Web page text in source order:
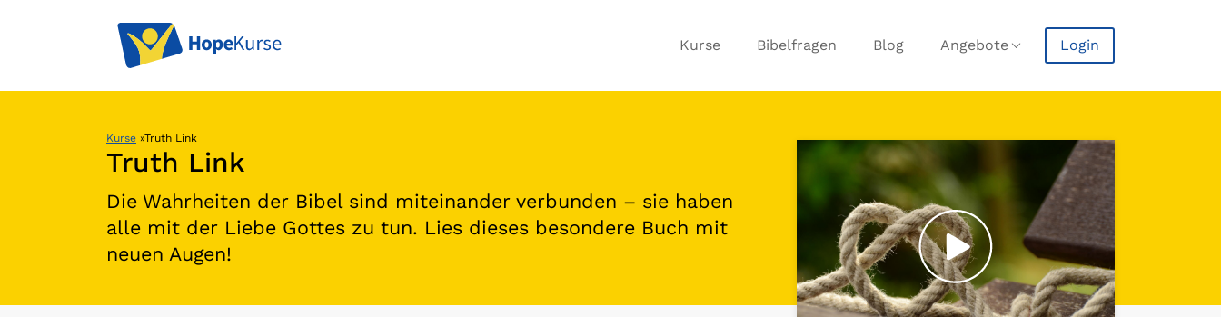
Kurse Bibelfragen Blog Angebote Login
Kurse »Truth Link
Truth Link
Die Wahrheiten der Bibel sind miteinander verbunden – sie haben
alle mit der Liebe Gottes zu tun. Lies dieses besondere Buch mit
neuen Augen!